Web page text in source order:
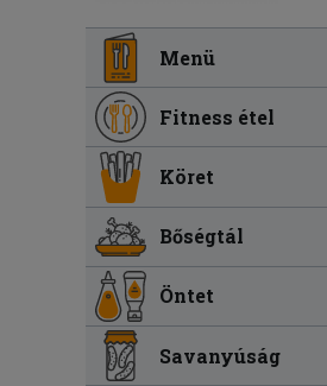
Menü
Fitness étel
Köret
Bőségtál
Öntet
Savanyúság